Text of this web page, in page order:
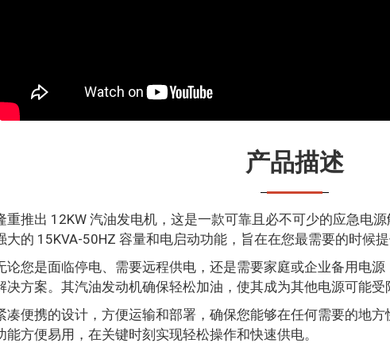
产品描述
重推出 12KW 汽油发电机，这是一款可靠且必不可少的应急电
大的 15KVA-50HZ 容量和电启动功能，旨在在您最需要的时候提
论您是面临停电、需要远程供电，还是需要家庭或企业备用电
决方案。其汽油发动机确保轻松加油，使其成为其他电源可能受
凑便携的设计，方便运输和部署，确保您能够在任何需要的地
能方便易用，在关键时刻实现轻松操作和快速供电。